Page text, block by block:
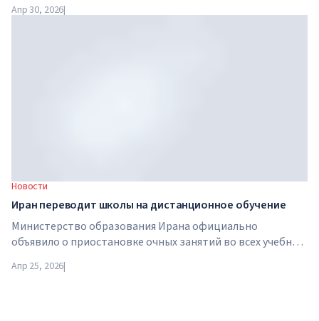
структурой в сфере высшего образования, созданной
Апр 30, 2026|
Новости
Иран переводит школы на дистанционное обучение
Министерство образования Ирана официально
объявило о приостановке очных занятий во всех учебных
университеты переходят на дистанционный формат на
Апр 25, 2026|